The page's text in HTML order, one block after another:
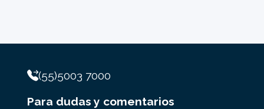
(55)5003 7000
Para dudas y comentarios